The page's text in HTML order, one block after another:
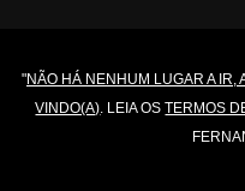
"NÃO HÁ NENHUM LUGAR A IR,
VINDO(A). LEIA OSTERMOS